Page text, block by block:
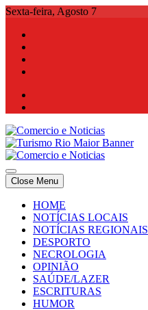
Skip
content
Sexta-feira, Agosto 7
Comercio e Noticias
Notícias e Publicidade Online
Comercio e Noticias
Notícias e Publicidade Online
Close Menu
HOME
NOTÍCIAS LOCAIS
NOTÍCIAS REGIONAIS
DESPORTO
NECROLOGIA
OPINIÃO
SAÚDE/LAZER
ESCRITURAS
HUMOR